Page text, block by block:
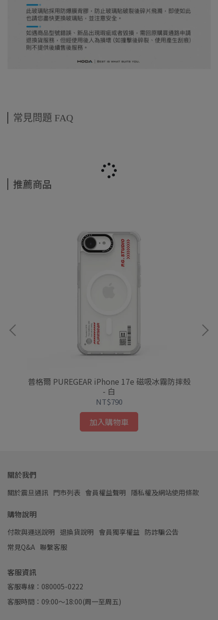
常見問題 FAQ
推薦商品
普格爾 PUREGEAR iPhone 17e 磁吸冰霧防摔殼
- 白
NT$790
加入購物車
關於我們
關於震旦通訊 門市列表 會員權益聲明 隱私權及網站使用條款
購物說明
付款與運送說明 退換貨說明 會員獨享權益 防詐騙公告
常見Q&A 聯繫客服
客服資訊
客服專線：080005-0222
客服時間：09:00～18:00(周一至周五)